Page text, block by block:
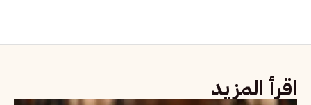
اقرأ المزيد